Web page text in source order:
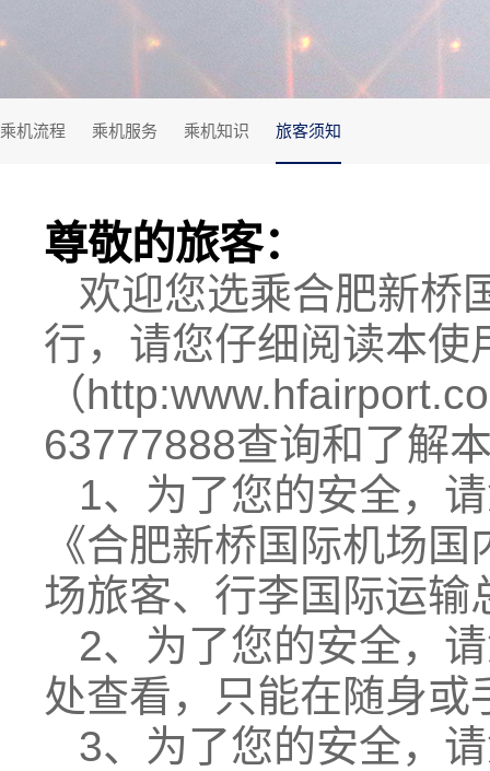
乘机流程 乘机服务 乘机知识 旅客须知
尊敬的旅客：
欢迎您选乘合肥新桥
行，请您仔细阅读本使
（
63777888查询和了解
1、为了您的安全，
《合肥新桥国际机场
场旅客、行李国际运输
2、为了您的安全，
处查看，只能在随身
3、为了您的安全，